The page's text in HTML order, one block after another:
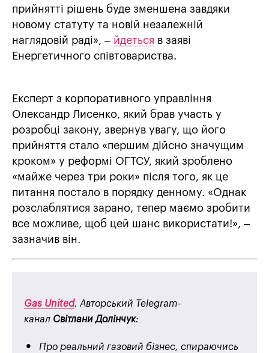
прийнятті рішень буде зменшена завдяки
новому статуту та новій незалежній
наглядовій раді», – йдеться в заяві
Енергетичного співтовариства.
Експерт з корпоративного управління
Олександр Лисенко, який брав участь у
розробці закону, звернув увагу, що його
прийняття стало «першим дійсно значущим
кроком» у реформі ОГТСУ, який зроблено
«майже через три роки» після того, як це
питання постало в порядку денному. «Однак
розслаблятися зарано, тепер маємо зробити
все можливе, щоб цей шанс використати!», –
зазначив він.
Gas United. Авторський Telegram-
канал Світлани Долінчук:
Про реальний газовий бізнес, спираючись